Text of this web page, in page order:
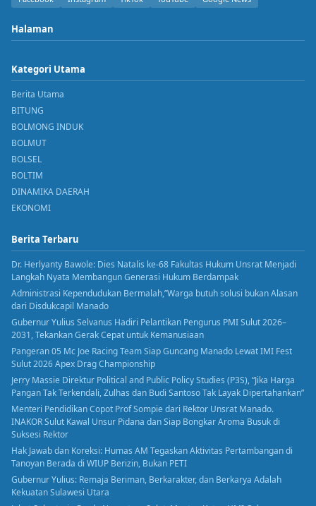
Halaman
Kategori Utama
Berita Utama
BITUNG
BOLMONG INDUK
BOLMUT
BOLSEL
BOLTIM
DINAMIKA DAERAH
EKONOMI
Berita Terbaru
Dr. Herlyanty Bawole: Dies Natalis ke-68 Fakultas Hukum Unsrat Menjadi
Langkah Nyata Membangun Generasi Hukum Berdampak
Administrasi Kependudukan Bermalah,”Warga butuh solusi bukan Alasan
dari Disdukcapil Manado
Gubernur Yulius Selvanus Hadiri Pelantikan Pengurus PMI Sulut 2026–
2031, Tekankan Gerak Cepat untuk Kemanusiaan
Pangeran 05 Mc Joe Racing Team Siap Guncang Manado Lewat IMI Fest
Sulut 2026 Apex Drag Championship
Jerry Massie Direktur Political and Public Policy Studies (P3S), “Jika Harga
Pangan Tak Terkendali, Zulhas dan Budi Santoso Tak Layak Dipertahankan”
Menteri Pendidikan Copot Prof Sompie dari Rektor Unsrat Manado.
INAKOR Sulut Kawal Unsur Pidana dan Siap Bongkar Aroma Busuk di
Suksesi Rektor
Hak Jawab dan Koreksi: Humas AM Tegaskan Aktivitas Pertambangan di
Tanoyan Berada di WIUP Berizin, Bukan PETI
Gubernur Yulius: Remaja Beriman, Berkarakter, dan Berkarya Adalah
Kekuatan Sulawesi Utara